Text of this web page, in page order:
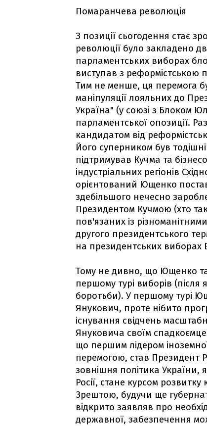
Помаранчева революція
З позиції сьогодення стає
революції було закладено
парламентських виборах
виступав з реформістською
Тим не менше, ця перемога
маніпуляції лояльних до
Україна" (у союзі з Блоком
парламентської опозиції.
кандидатом від
Його суперником був
підтримував Кучма та
індустріальних регіонів
орієнтований Ющенко
здебільшого нечесно
Президентом Кучмою (хто
пов'язаних із
другого президентського
на президентських виборах
Тому не дивно, що Ющенко та
першому турі виборів (після
боротьби). У першому турі
Янукович, проте нібито
існування свідчень
Януковича своїм
що першим лідером
перемогою, став Президент
зовнішня політика України,
Росії, стане курсом
Зрештою, будучи ще
відкрито заявляв про
державної, забезпечення